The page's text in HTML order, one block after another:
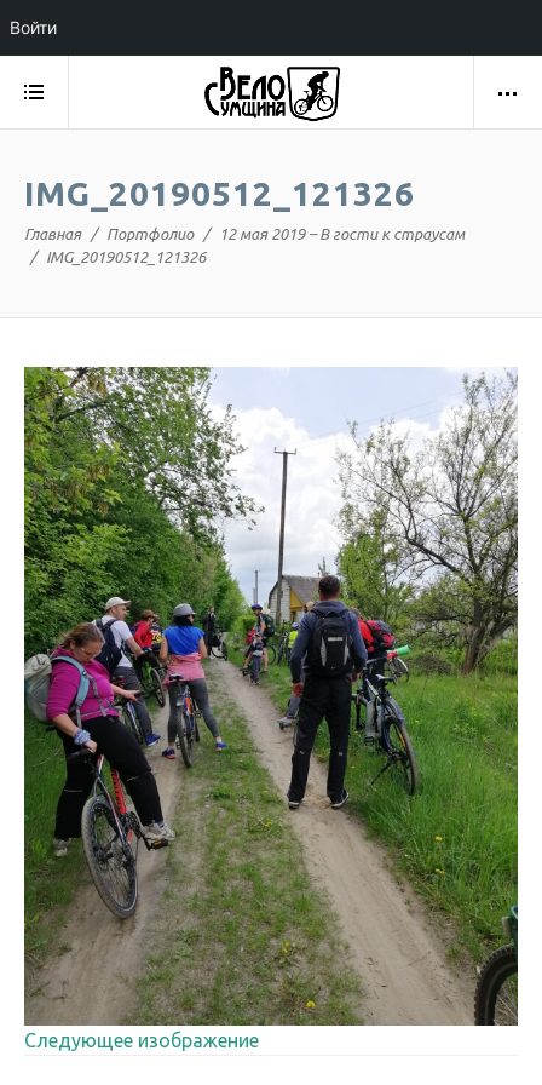
IMG_20190512_121326
Главная Портфолио
12 мая 2019 – В гости к страусам
IMG_20190512_121326
Следующее изображение
Войти